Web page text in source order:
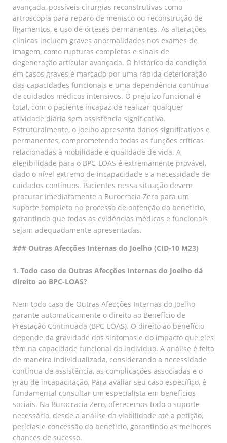
avançada, possíveis cirurgias reconstrutivas como
artroscopia para reparo de menisco ou reconstrução de
ligamentos, e uso de órteses permanentes. As alterações
clínicas incluem graves anormalidades nos exames de
imagem, como rupturas completas e sinais de
degeneração articular avançada. O histórico da condição
em casos graves é marcado por uma rápida deterioração
das capacidades funcionais e uma dependência contínua
de cuidados médicos intensivos. O prejuízo funcional é
total, com o paciente incapaz de realizar qualquer
atividade diária sem assistência significativa.
Estruturalmente, o joelho apresenta danos significativos e
permanentes, comprometendo todas as funções críticas
relacionadas à mobilidade e qualidade de vida. A
elegibilidade para o BPC-LOAS é extremamente provável,
dado o nível extremo de incapacidade e a necessidade de
cuidados contínuos. Pacientes nessa situação devem
procurar imediatamente a Burocracia Zero para um
suporte completo no processo de obtenção do benefício,
garantindo que todas as evidências médicas e funcionais
sejam adequadamente apresentadas.
### Outras Afecções Internas do Joelho (CID-10 M23)
1. Todo caso de Outras Afecções Internas do Joelho dá
direito ao BPC-LOAS?
Nem todo caso de Outras Afecções Internas do Joelho
garante automaticamente o direito ao Benefício de
Prestação Continuada (BPC-LOAS). O direito ao benefício
depende da gravidade dos sintomas e do impacto que eles
têm na capacidade funcional do indivíduo. A análise é feita
de maneira individualizada, considerando a necessidade
contínua de assistência, as complicações associadas e o
grau de incapacitação. Para avaliar seu caso específico, é
fundamental consultar um especialista em benefícios
sociais. Na Burocracia Zero, oferecemos todo o suporte
necessário, desde a análise da viabilidade até a petição,
perícias e concessão do benefício, garantindo as melhores
chances de sucesso.